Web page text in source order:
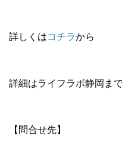
詳しくはコチラから
詳細はライフラボ静岡ま
【問合せ先】